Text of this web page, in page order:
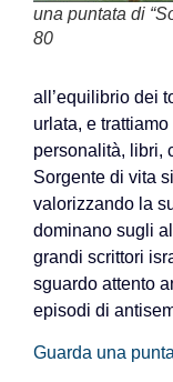
una puntata di
80
all’equilibrio dei
urlata, e
personalità, libri,
Sorgente di vita
valorizzando la
dominano sugli
grandi scrittori
sguardo attento
episodi di
Guarda una